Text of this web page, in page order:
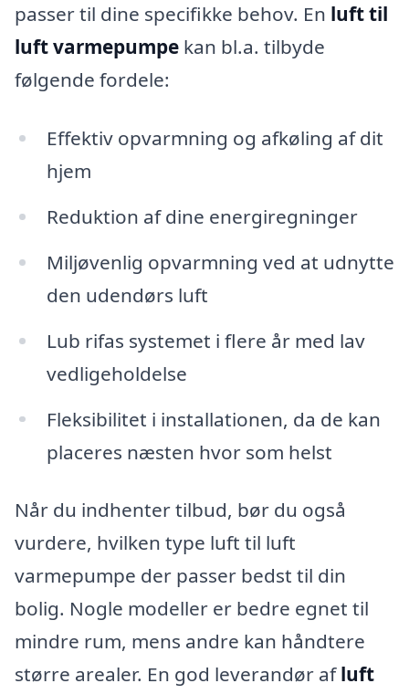
passer til dine specifikke behov. En luft til
luft varmepumpe kan bl.a. tilbyde
følgende fordele:
Effektiv opvarmning og afkøling af dit
hjem
Reduktion af dine energiregninger
Miljøvenlig opvarmning ved at udnytte
den udendørs luft
Lub rifas systemet i flere år med lav
vedligeholdelse
Fleksibilitet i installationen, da de kan
placeres næsten hvor som helst
Når du indhenter tilbud, bør du også
vurdere, hvilken type luft til luft
varmepumpe der passer bedst til din
bolig. Nogle modeller er bedre egnet til
mindre rum, mens andre kan håndtere
større arealer. En god leverandør afluft